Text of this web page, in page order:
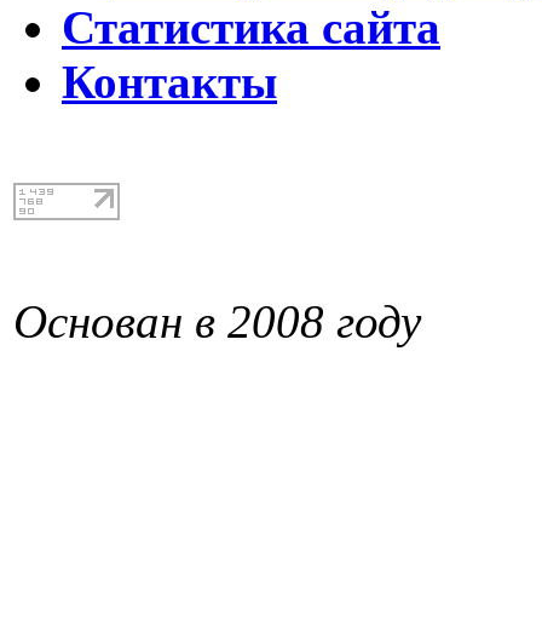
Статистика сайта
Контакты
Основан в 2008 году